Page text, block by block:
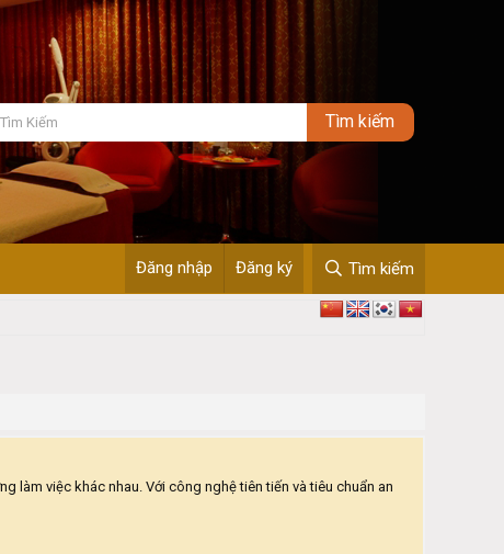
Đăng nhập Đăng ký Tìm kiếm
làm việc khác nhau. Với công nghệ tiên tiến và tiêu chuẩn an